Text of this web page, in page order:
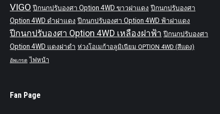
VIGO ปีกนกปรับองศา Option 4WD ขาวฝาแดง ปีกนกปรับองศา
Option 4WD ดำฝาแดง ปีกนกปรับองศา Option 4WD ฟ้าฝาแดง
ปีกนกปรับองศา Option 4WD เหลืองฝาฟ้า ปีกนกปรับองศา
Option 4WD แดงฝาดำ ห่วงโอเมก้าอลูมิเนียม OPTION 4WD (สีแดง)
อัพเกรด ไฟหน้า
Fan Page